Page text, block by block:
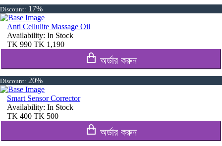
Discount: 17%
Anti Cellulite Massage Oil
Availability: In Stock
TK 990 TK 1,190
অর্ডার করুন
Discount: 20%
Smart Sensor Corrector
Availability: In Stock
TK 400 TK 500
অর্ডার করুন